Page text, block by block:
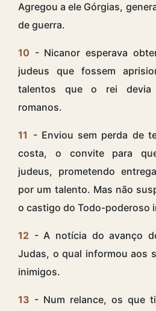
Agregou a ele Górgias,
de guerra.
10 - Nicanor esperava
judeus que fossem
talentos que o rei
romanos.
11 - Enviou sem perda de
costa, o convite para
judeus, prometendo
por um talento. Mas não
o castigo do Todo-poderoso
12 - A notícia do avanço
Judas, o qual informou aos
inimigos.
13 - Num relance, os que